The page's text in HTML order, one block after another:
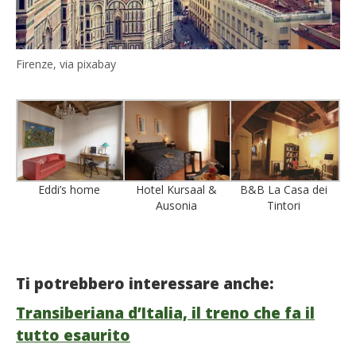
Firenze, via pixabay
Eddi’s home
Hotel Kursaal &
Ausonia
B&B La Casa dei
Tintori
Ti potrebbero interessare anche:
Transiberiana d’Italia, il treno che fa il
tutto esaurito